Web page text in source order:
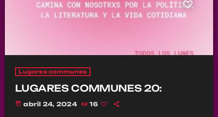
Lugares communes
LUGARES COMMUNES 20:
today abril 24, 2024 16